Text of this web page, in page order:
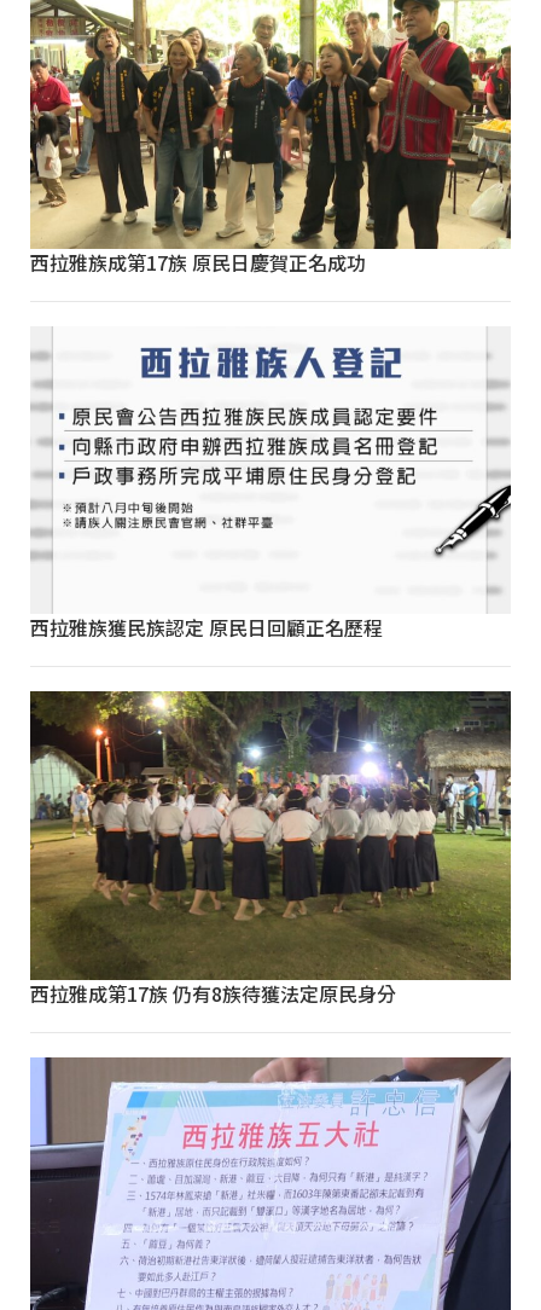
西拉雅族成第17族 原民日慶賀正名成功
西拉雅族獲民族認定 原民日回顧正名歷程
西拉雅成第17族 仍有8族待獲法定原民身分